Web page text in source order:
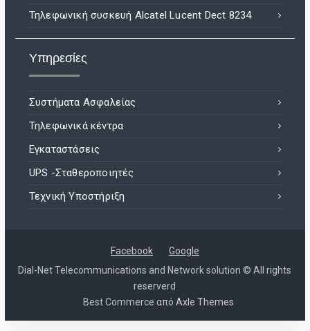
Τηλεφωνική συσκευή Alcatel Lucent Dect 8234
Υπηρεσίες
Συστήματα Ασφαλείας
Τηλεφωνικά κέντρα
Εγκαταστάσεις
UPS -Σταθεροποιητές
Τεχνική Υποστήριξη
Facebook
Google
Dial-Net Telecommunications and Network solution © All rights
reserverd
Best Commerce από Axle Themes